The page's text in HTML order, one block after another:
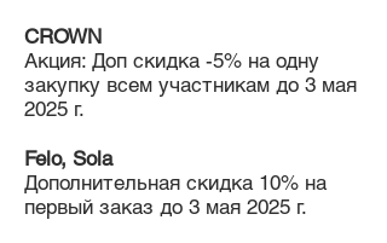
CROWN
Акция: Доп скидка -5% на одну
закупку всем участникам до 3 мая
2025 г.
Felo, Sola
Дополнительная скидка 10% на
первый заказ до 3 мая 2025 г.